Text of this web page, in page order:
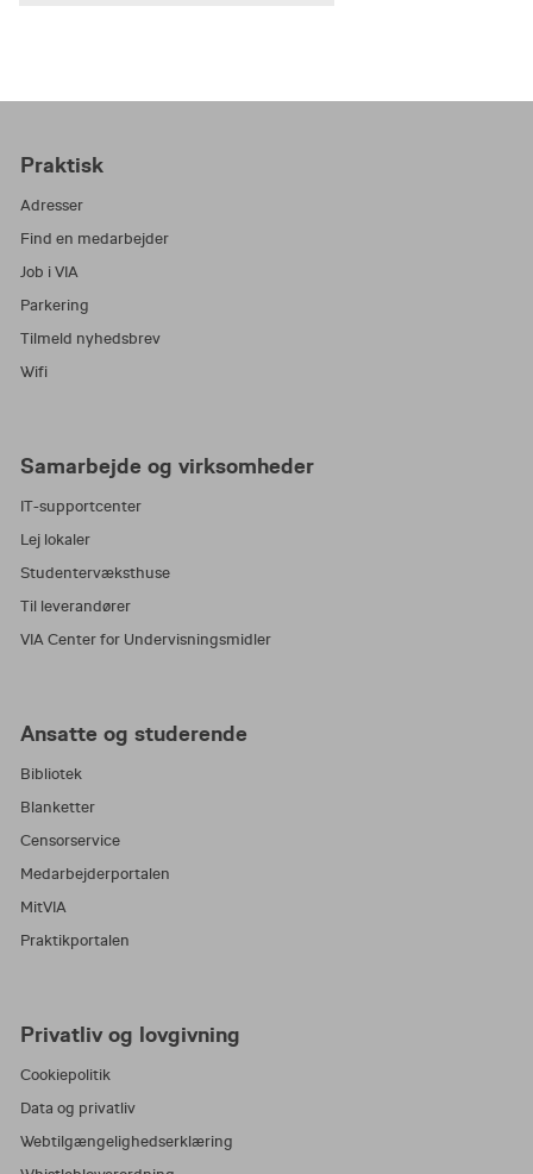
Praktisk
Adresser
Find en medarbejder
Job i VIA
Parkering
Tilmeld nyhedsbrev
Wifi
Samarbejde og virksomheder
IT-supportcenter
Lej lokaler
Studentervæksthuse
Til leverandører
VIA Center for Undervisningsmidler
Ansatte og studerende
Bibliotek
Blanketter
Censorservice
Medarbejderportalen
MitVIA
Praktikportalen
Privatliv og lovgivning
Cookiepolitik
Data og privatliv
Webtilgængelighedserklæring